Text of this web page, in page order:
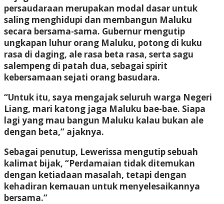
persaudaraan merupakan modal dasar untuk
saling menghidupi dan membangun Maluku
secara bersama-sama. Gubernur mengutip
ungkapan luhur orang Maluku, potong di kuku
rasa di daging, ale rasa beta rasa, serta sagu
salempeng di patah dua, sebagai spirit
kebersamaan sejati orang basudara.
“Untuk itu, saya mengajak seluruh warga Negeri
Liang, mari katong jaga Maluku bae-bae. Siapa
lagi yang mau bangun Maluku kalau bukan ale
dengan beta,” ajaknya.
Sebagai penutup, Lewerissa mengutip sebuah
kalimat bijak, “Perdamaian tidak ditemukan
dengan ketiadaan masalah, tetapi dengan
kehadiran kemauan untuk menyelesaikannya
bersama.”